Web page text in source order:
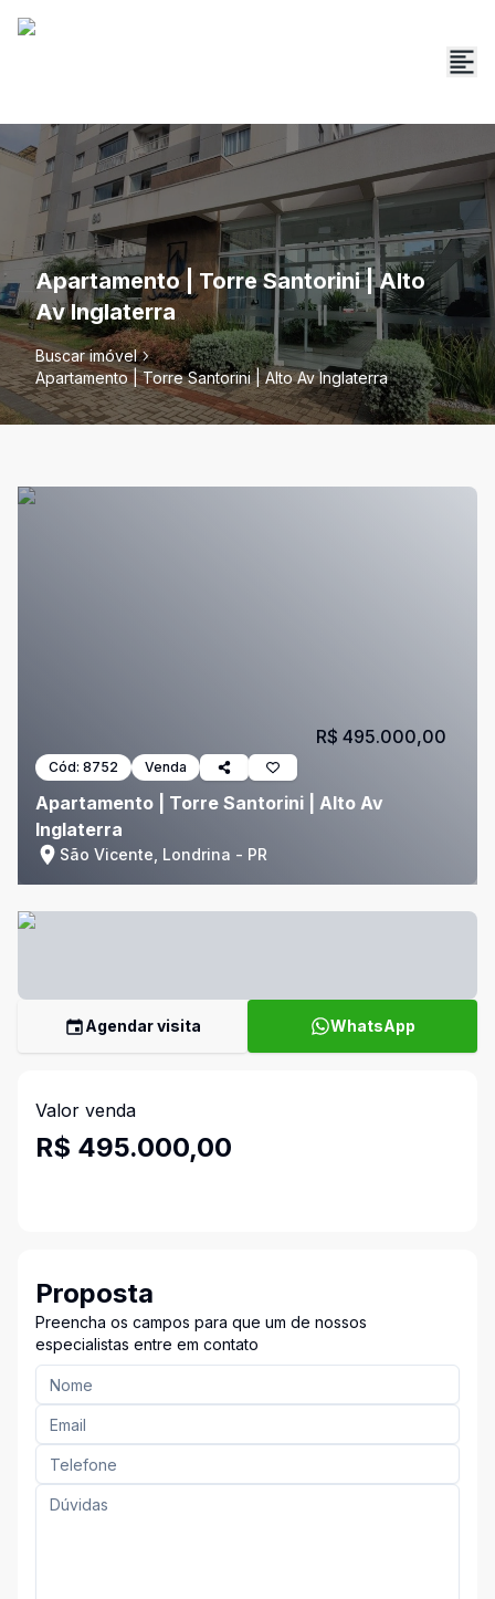
Apartamento | Torre Santorini | Alto
Av Inglaterra
Buscar imóvel
Apartamento | Torre Santorini | Alto Av Inglaterra
Cód: 8752 Venda
Apartamento | Torre Santorini | Alto Av
Inglaterra
São Vicente, Londrina - PR
R$ 495.000,00
Agendar visita WhatsApp
Valor venda
R$ 495.000,00
Proposta
Preencha os campos para que um de nossos
especialistas entre em contato